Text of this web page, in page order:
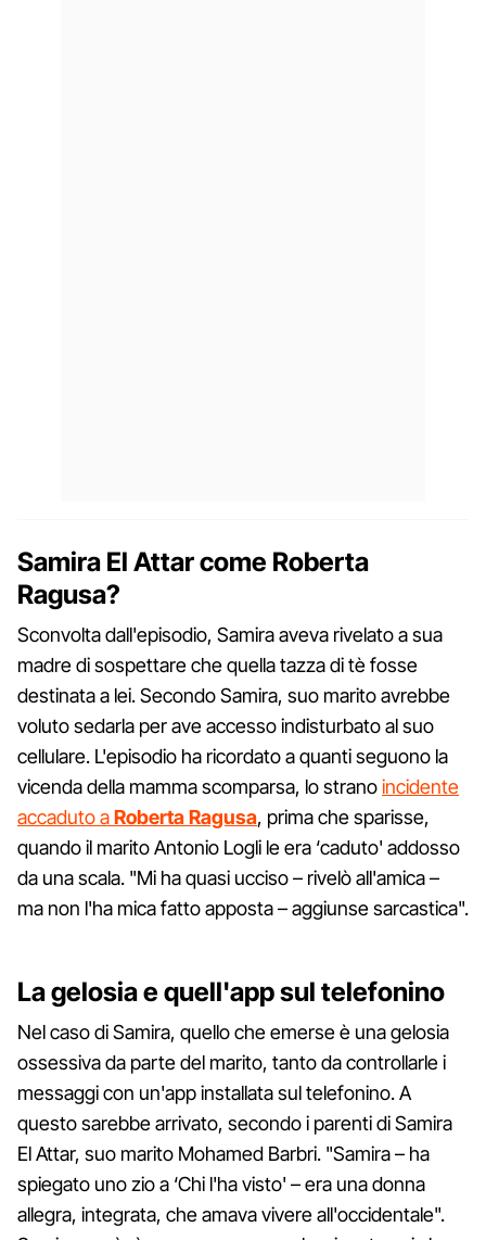
Samira El Attar come Roberta
Ragusa?
Sconvolta dall'episodio, Samira aveva rivelato a sua
madre di sospettare che quella tazza di tè fosse
destinata a lei. Secondo Samira, suo marito avrebbe
voluto sedarla per ave accesso indisturbato al suo
cellulare. L'episodio ha ricordato a quanti seguono la
vicenda della mamma scomparsa, lo stranoincidente
accaduto aRoberta Ragusa, prima che sparisse,
quando il marito Antonio Logli le era ‘caduto' addosso
da una scala. "Mi ha quasi ucciso – rivelò all'amica –
ma non l'ha mica fatto apposta – aggiunse sarcastica".
La gelosia e quell'app sul telefonino
Nel caso di Samira, quello che emerse è una gelosia
ossessiva da parte del marito, tanto da controllarle i
messaggi con un'app installata sul telefonino. A
questo sarebbe arrivato, secondo i parenti di Samira
El Attar, suo marito Mohamed Barbri. "Samira – ha
spiegato uno zio a ‘Chi l'ha visto' – era una donna
allegra, integrata, che amava vivere all'occidentale".